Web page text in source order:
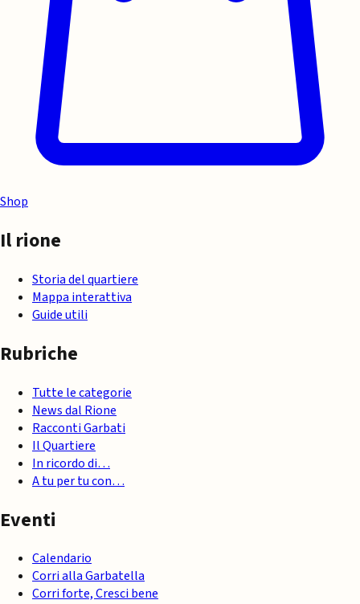
Shop
Il rione
Storia del quartiere
Mappa interattiva
Guide utili
Rubriche
Tutte le categorie
News dal Rione
Racconti Garbati
Il Quartiere
In ricordo di…
A tu per tu con…
Eventi
Calendario
Corri alla Garbatella
Corri forte, Cresci bene